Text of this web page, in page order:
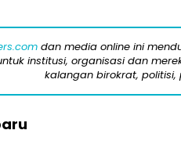
dan media online ini
institusi, organisasi dan
kalangan birokrat,